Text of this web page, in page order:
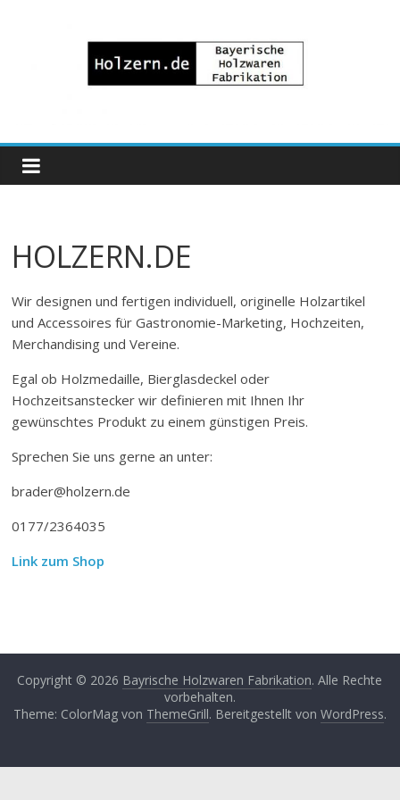
Bayrische
Holzwaren
Fabrikation
HOLZERN.DE
Wir designen und fertigen individuell, originelle Holzartikel
und Accessoires für Gastronomie-Marketing, Hochzeiten,
Merchandising und Vereine.
Egal ob Holzmedaille, Bierglasdeckel oder
Hochzeitsanstecker wir definieren mit Ihnen Ihr
gewünschtes Produkt zu einem günstigen Preis.
Sprechen Sie uns gerne an unter:
brader@holzern.de
0177/2364035
Link zum Shop
Copyright © 2026 Bayrische Holzwaren Fabrikation. Alle Rechte
vorbehalten.
Theme: ColorMag von ThemeGrill. Bereitgestellt von WordPress.